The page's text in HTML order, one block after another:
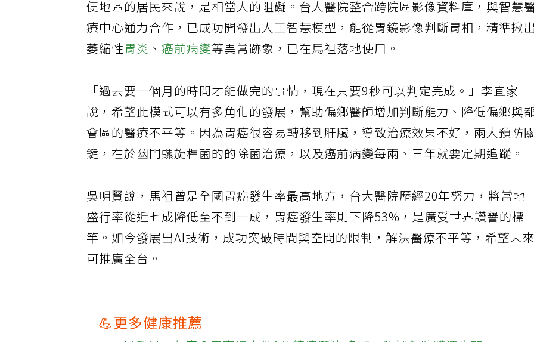
便地區的居民來說，是相當大的阻礙。台大醫院整合跨院區影像資料庫，與智慧
療中心通力合作，已成功開發出人工智慧模型，能從胃鏡影像判斷胃相，精準揪出
萎縮性胃炎 、癌前病變等異常跡象，已在馬祖落地使用。
「過去要一個月的時間才能做完的事情，現在只要9秒可以判定完成。」李宜家
說，希望此模式可以有多角化的發展，幫助偏鄉醫師增加判斷能力、降低偏鄉與
會區的醫療不平等。因為胃癌很容易轉移到肝臟，導致治療效果不好，兩大預防
鍵，在於幽門螺旋桿菌的的除菌治療，以及癌前病變每兩、三年就要定期追蹤。
吳明賢說，馬祖曾是全國胃癌發生率最高地方，台大醫院歷經20年努力，將當地
盛行率從近七成降低至不到一成，胃癌發生率則下降53%，是廣受世界讚譽的標
竿。如今發展出AI技術，成功突破時間與空間的限制，解決醫療不平等，希望未來
可推廣全台。
💪更多健康推薦